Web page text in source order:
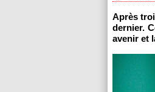
Après
dernier.
avenir et